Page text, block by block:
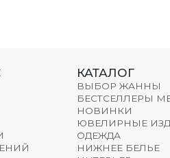
КАТАЛОГ
ВЫБОР ЖАННЫ
БЕСТСЕЛЛЕРЫ
НОВИНКИ
ЮВЕЛИРНЫЕ
ОДЕЖДА
НИЖНЕЕ БЕЛЬЕ